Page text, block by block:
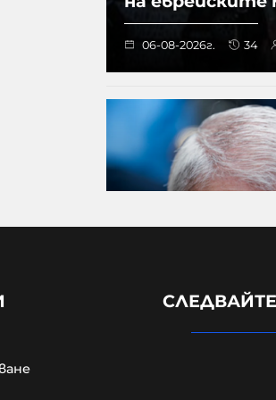
06-08-2026г. 34
Сенатска
праща Антъни
на прокурор за